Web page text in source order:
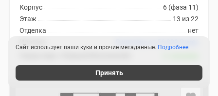
6 (фаза 11)
Корпус
13 из 22
Этаж
нет
Отделка
Сайт использует ваши куки и прочие метаданные. Подробнее
Принять